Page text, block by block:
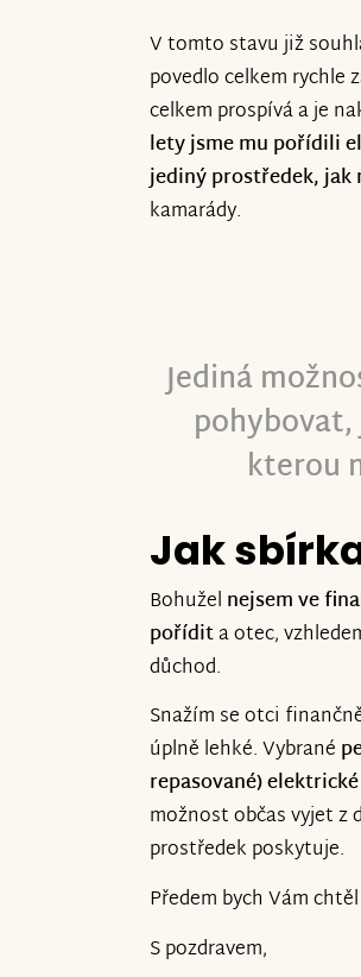
V tomto stavu již
povedlo celkem rychle
celkem prospívá a je
lety jsme mu pořídili
jediný prostředek, jak
kamarády.
Jediná
pohybovat,
kterou
Jak
Bohužel nejsem ve
pořídita otec,
důchod.
Snažím se otci
úplně lehké. Vybrané
repasované)
možnost občas vyjet z
prostředek poskytuje.
Předem bych Vám
S pozdravem,